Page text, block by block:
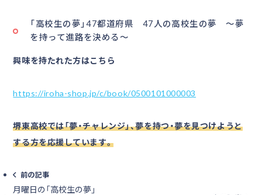
「高校生の夢」47都道府県 47人の高校生の夢 ～夢
を持って進路を決める～
興味を持たれた方はこちら
https://iroha-shop.jp/c/book/0500101000003
堺東高校では「夢・チャレンジ」、夢を持つ・夢を見つけようと
する方を応援しています。
前の記事
月曜日の「高校生の夢」